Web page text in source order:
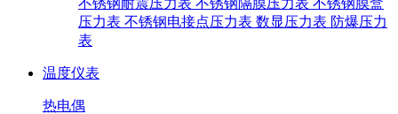
不锈钢耐震压力表 不锈钢隔膜压力表 不锈钢膜盒
压力表 不锈钢电接点压力表 数显压力表 防爆压力
表
温度仪表
热电偶